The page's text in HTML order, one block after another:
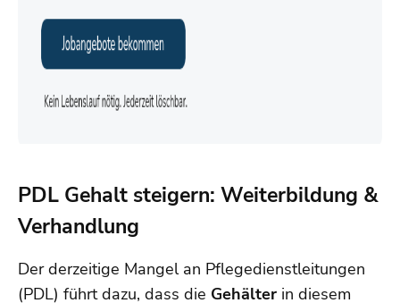
PDL Gehalt steigern: Weiterbildung &
Verhandlung
Der derzeitige Mangel an Pflegedienstleitungen
(PDL) führt dazu, dass die Gehälter in diesem